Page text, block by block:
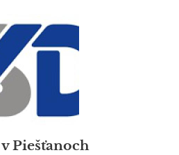
Piešťanoch